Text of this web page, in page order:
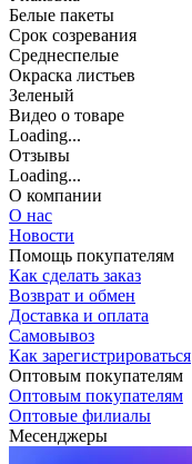
Белые пакеты
Срок созревания
Среднеспелые
Окраска листьев
Зеленый
Видео о товаре
Loading...
Отзывы
Loading...
О компании
О нас
Новости
Помощь покупателям
Как сделать заказ
Возврат и обмен
Доставка и оплата
Самовывоз
Как зарегистрироваться
Оптовым покупателям
Оптовым покупателям
Оптовые филиалы
Месенджеры